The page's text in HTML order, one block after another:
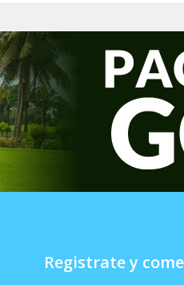
Registrate y